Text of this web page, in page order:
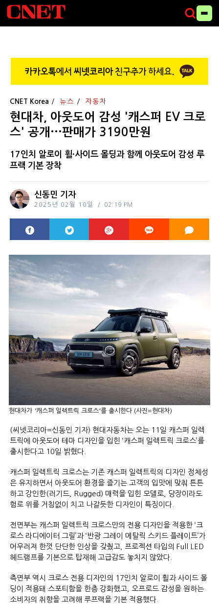
CNET Korea 뉴스 자동차
현대차, 아웃도어 감성 '캐스퍼 EV 크로
스' 공개···판매가 3190만원
17인치 알로이 휠·사이드 몰딩과 함께 아웃도어 감성 루
프랙 기본 장착
신동민 기자
2025년 02월 10일 02:19 PM
현대차가 '캐스퍼 일렉트릭 크로스'를 출시한다 (사진=현대차)
(씨넷코리아=신동민 기자) 현대자동차는 오는 11일 캐스퍼 일렉
트릭에 아웃도어 테마 디자인을 입힌 ‘캐스퍼 일렉트릭 크로스’를
출시한다고 10일 밝혔다.
캐스퍼 일렉트릭 크로스는 기존 캐스퍼 일렉트릭의 디자인 정체성
은 유지하면서 아웃도어 환경을 즐기는 고객의 입맛에 맞춰 튼튼
하고 강인한(러기드, Rugged) 매력을 입힌 모델로, 당장이라도
험로 위를 거침없이 치고 나갈듯한 디자인이 특징이다.
전면부는 캐스퍼 일렉트릭 크로스만의 전용 디자인을 적용한 ‘크
로스 라디에이터 그릴’과 ‘반광 그레이 메탈릭 스키드 플레이트’가
어우러져 한껏 단단한 인상을 갖췄고, 프로젝션 타입의 Full LED
헤드램프를 기본으로 탑재해 고급감도 놓치지 않았다.
측면부 역시 크로스 전용 디자인의 17인치 알로이 휠과 사이드 몰
딩이 적용돼 스포티함을 한층 강화했고, 오프로드 감성을 원하는
소비자의 취향을 고려해 루프랙을 기본 적용했다.